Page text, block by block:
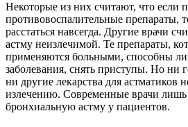
Некоторые из них считают, что если
противовоспалительные препараты,
расстаться навсегда. Другие врачи
астму неизлечимой. Те препараты,
применяются больными, способны
заболевания, снять приступы. Но ни
ни другие лекарства для астматиков
излечению. Современные врачи
бронхиальную астму у пациентов.